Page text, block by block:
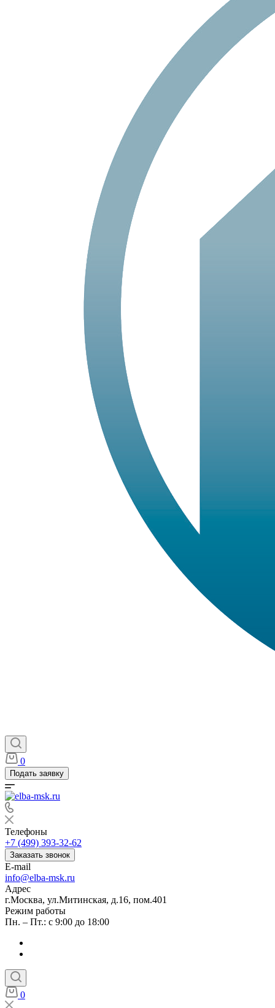
0
Подать заявку
Телефоны
+7 (499) 393-32-62
Заказать звонок
E-mail
info@elba-msk.ru
Адрес
г.Москва, ул.Митинская, д.16, пом.401
Режим работы
Пн. – Пт.: с 9:00 до 18:00
0